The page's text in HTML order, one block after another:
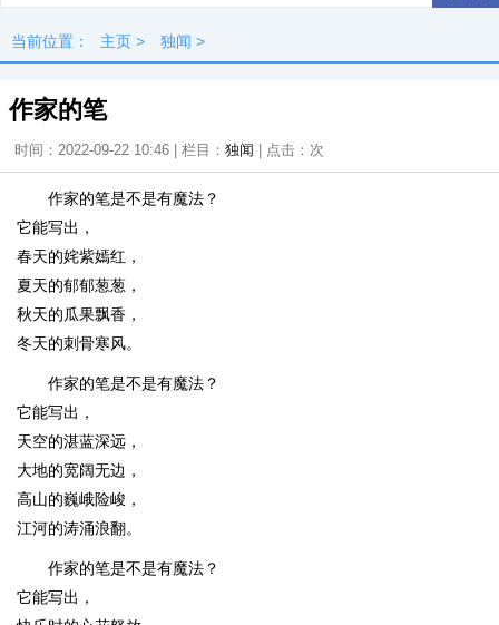
当前位置： 主页 > 独闻 >
作家的笔
时间：2022-09-22 10:46 | 栏目： 独闻 | 点击： 次
作家的笔是不是有魔法？
它能写出，
春天的姹紫嫣红，
夏天的郁郁葱葱，
秋天的瓜果飘香，
冬天的刺骨寒风。
作家的笔是不是有魔法？
它能写出，
天空的湛蓝深远，
大地的宽阔无边，
高山的巍峨险峻，
江河的涛涌浪翻。
作家的笔是不是有魔法？
它能写出，